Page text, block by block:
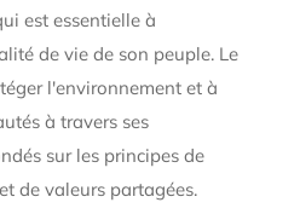
est essentielle à
de vie de son peuple. Le
l'environnement et à
à travers ses
sur les principes de
de valeurs partagées.